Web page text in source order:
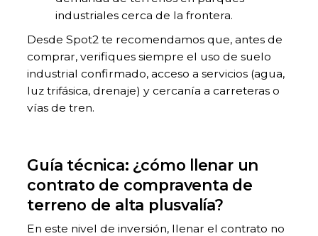
industriales cerca de la frontera.
Desde Spot2 te recomendamos que, antes de
comprar, verifiques siempre el uso de suelo
industrial confirmado, acceso a servicios (agua,
luz trifásica, drenaje) y cercanía a carreteras o
vías de tren.
Guía técnica: ¿cómo llenar un
contrato de compraventa de
terreno de alta plusvalía?
En este nivel de inversión, llenar el contrato no